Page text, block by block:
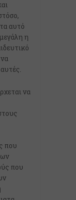
αυτό
η
να
που
που